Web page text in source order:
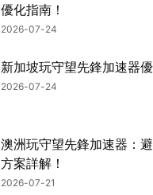
優化指南！
2026-07-24
新加坡玩守望先鋒加速器優
2026-07-24
澳洲玩守望先鋒加速器：
方案詳解！
2026-07-21